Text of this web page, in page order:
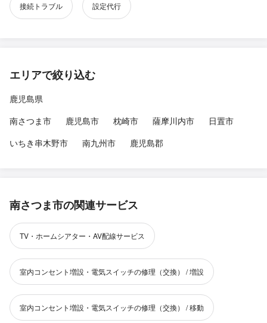
接続トラブル 設定代行
エリアで絞り込む
鹿児島県
南さつま市
鹿児島市 枕崎市 薩摩川内市
日置市
いちき串木野市
南九州市 鹿児島郡
南さつま市の関連サービス
TV・ホームシアター・AV配線サービス
室内コンセント増設・電気スイッチの修理（交換） / 増設
室内コンセント増設・電気スイッチの修理（交換） / 移動